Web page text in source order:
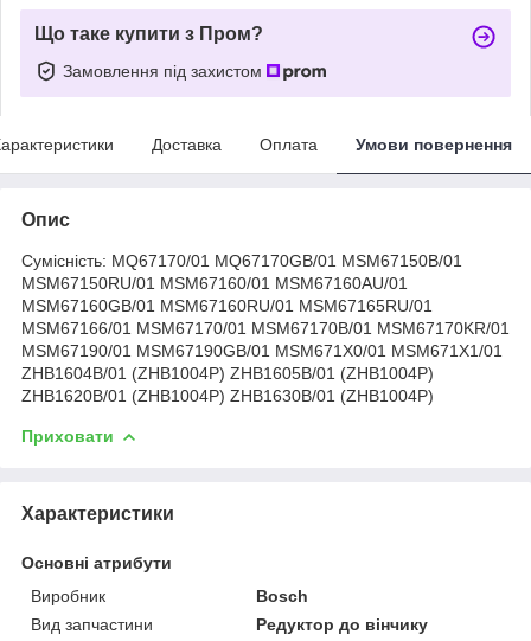
Що таке купити з Пром?
Замовлення під захистом
Доставка Оплата Умови повернення
Опис
Сумісність: MQ67170/01 MQ67170GB/01 MSM67150B/01
MSM67150RU/01 MSM67160/01 MSM67160AU/01
MSM67160GB/01 MSM67160RU/01 MSM67165RU/01
MSM67166/01 MSM67170/01 MSM67170B/01 MSM67170KR/01
MSM67190/01 MSM67190GB/01 MSM671X0/01 MSM671X1/01
ZHB1604B/01 (ZHB1004P) ZHB1605B/01 (ZHB1004P)
ZHB1620B/01 (ZHB1004P) ZHB1630B/01 (ZHB1004P)
Приховати
Характеристики
Основні атрибути
Виробник
Bosch
Вид запчастини
Редуктор до вінчику